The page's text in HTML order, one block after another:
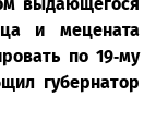
и мецената
по 19-му
губернатор